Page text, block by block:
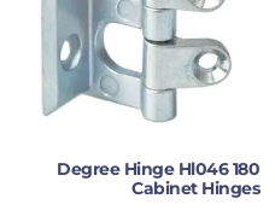
180 Degree Hinge Hl046
Cabinet Hinges